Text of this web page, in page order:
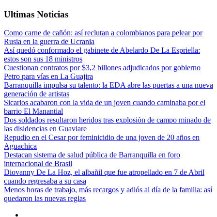
Ultimas Noticias
Como carne de cañón: así reclutan a colombianos para pelear por
Rusia en la guerra de Ucrania
Así quedó conformado el gabinete de Abelardo De La Espriella:
estos son sus 18 ministros
Cuestionan contratos por $3,2 billones adjudicados por gobierno
Petro para vías en La Guajira
Barranquilla impulsa su talento: la EDA abre las puertas a una nueva
generación de artistas
Sicarios acabaron con la vida de un joven cuando caminaba por el
barrio El Manantial
Dos soldados resultaron heridos tras explosión de campo minado de
las disidencias en Guaviare
Repudio en el Cesar por feminicidio de una joven de 20 años en
Aguachica
Destacan sistema de salud pública de Barranquilla en foro
internacional de Brasil
Diovanny De La Hoz, el albañil que fue atropellado en 7 de Abril
cuando regresaba a su casa
Menos horas de trabajo, más recargos y adiós al día de la familia: así
quedaron las nuevas reglas